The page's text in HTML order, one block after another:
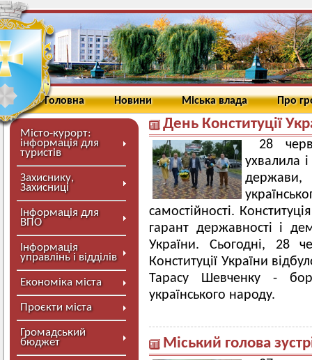
Головна Новини Міська влада Про
Місто-курорт:
інформація для
туристів
Захиснику,
Захисниці
Інформація для
ВПО
Інформація
управлінь і відділів
Економіка міста
Проєкти міста
Громадський
бюджет
День Конституції
28
ухвалила
самостійності.
гарант державності і
України. Сьогодні, 28
Конституції України
Тарасу Шевченку -
українського народу.
Міський голова